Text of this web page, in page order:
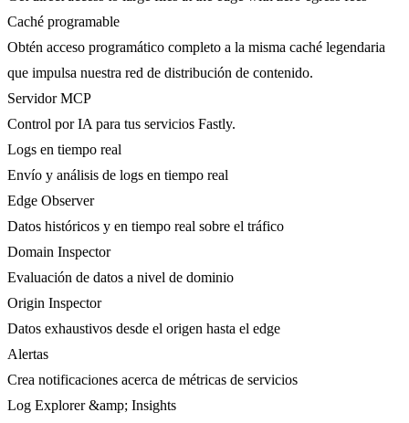
Caché programable
Obtén acceso programático completo a la misma caché legendaria
que impulsa nuestra red de distribución de contenido.
Servidor MCP
Control por IA para tus servicios Fastly.
Logs en tiempo real
Envío y análisis de logs en tiempo real
Edge Observer
Datos históricos y en tiempo real sobre el tráfico
Domain Inspector
Evaluación de datos a nivel de dominio
Origin Inspector
Datos exhaustivos desde el origen hasta el edge
Alertas
Crea notificaciones acerca de métricas de servicios
Log Explorer &amp; Insights